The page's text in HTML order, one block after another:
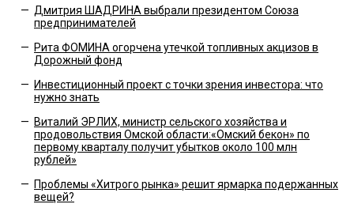
— Дмитрия ШАДРИНА выбрали президентом Союза
предпринимателей
— Рита ФОМИНА огорчена утечкой топливных акцизов в
Дорожный фонд
— Инвестиционный проект с точки зрения инвестора: что
нужно знать
— Виталий ЭРЛИХ, министр сельского хозяйства и
продовольствия Омской области:«Омский бекон» по
первому кварталу получит убытков около 100 млн
рублей»
— Проблемы «Хитрого рынка» решит ярмарка подержанных
вещей?